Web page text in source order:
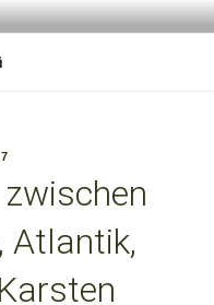
Atlantik,